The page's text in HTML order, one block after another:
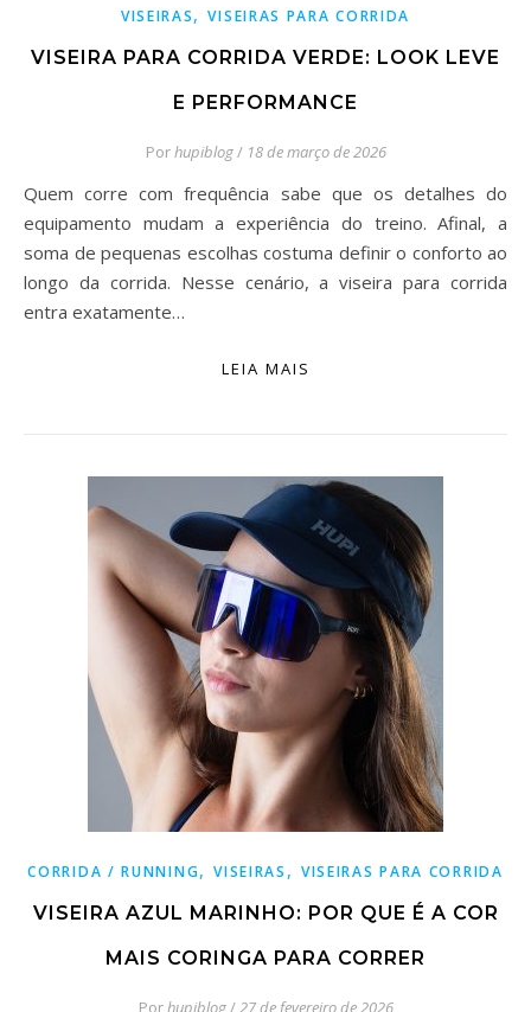
VISEIRAS,VISEIRAS PARA CORRIDA
VISEIRA PARA CORRIDA VERDE: LOOK LEVE
E PERFORMANCE
Porhupiblog/ 18 de março de 2026
Quem corre com frequência sabe que os detalhes do
equipamento mudam a experiência do treino. Afinal, a
soma de pequenas escolhas costuma definir o conforto ao
longo da corrida. Nesse cenário, a viseira para corrida
entra exatamente…
LEIA MAIS
CORRIDA / RUNNING,VISEIRAS , VISEIRAS PARA CORRIDA
VISEIRA AZUL MARINHO: POR QUE É A COR
MAIS CORINGA PARA CORRER
Porhupiblog/ 27 de fevereiro de 2026